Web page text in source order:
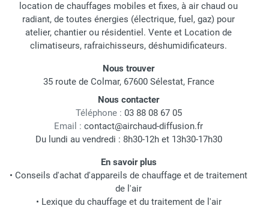
location de chauffages mobiles et fixes, à air chaud ou
radiant, de toutes énergies (électrique, fuel, gaz) pour
atelier, chantier ou résidentiel. Vente et Location de
climatiseurs, rafraichisseurs, déshumidificateurs.
Nous trouver
35 route de Colmar, 67600 Sélestat, France
Nous contacter
Téléphone : 03 88 08 67 05
Email : contact@airchaud-diffusion.fr
Du lundi au vendredi : 8h30-12h et 13h30-17h30
En savoir plus
• Conseils d'achat d'appareils de chauffage et de traitement
de l'air
• Lexique du chauffage et du traitement de l'air